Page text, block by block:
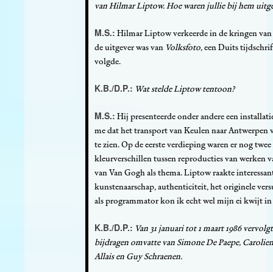
van Hilmar Liptow. Hoe waren jullie bij hem
M.S.: Hilmar Liptow verkeerde in de kringen van
de uitgever was van Volksfoto, een Duits
volgde.
K.B./D.P.: Wat stelde Liptow tentoon?
M.S.: Hij presenteerde onder andere een
me dat het transport van Keulen naar Antwerpen
te zien. Op de eerste verdieping waren er nog
kleurverschillen tussen reproducties van werken
van Van Gogh als thema. Liptow raakte
kunstenaarschap, authenticiteit, het originele
als programmator kon ik echt wel mijn ei kwijt in
K.B./D.P.: Van 31 januari tot 1 maart 1986
bijdragen omvatte van Simone De Paepe,
Allais en Guy Schraenen.